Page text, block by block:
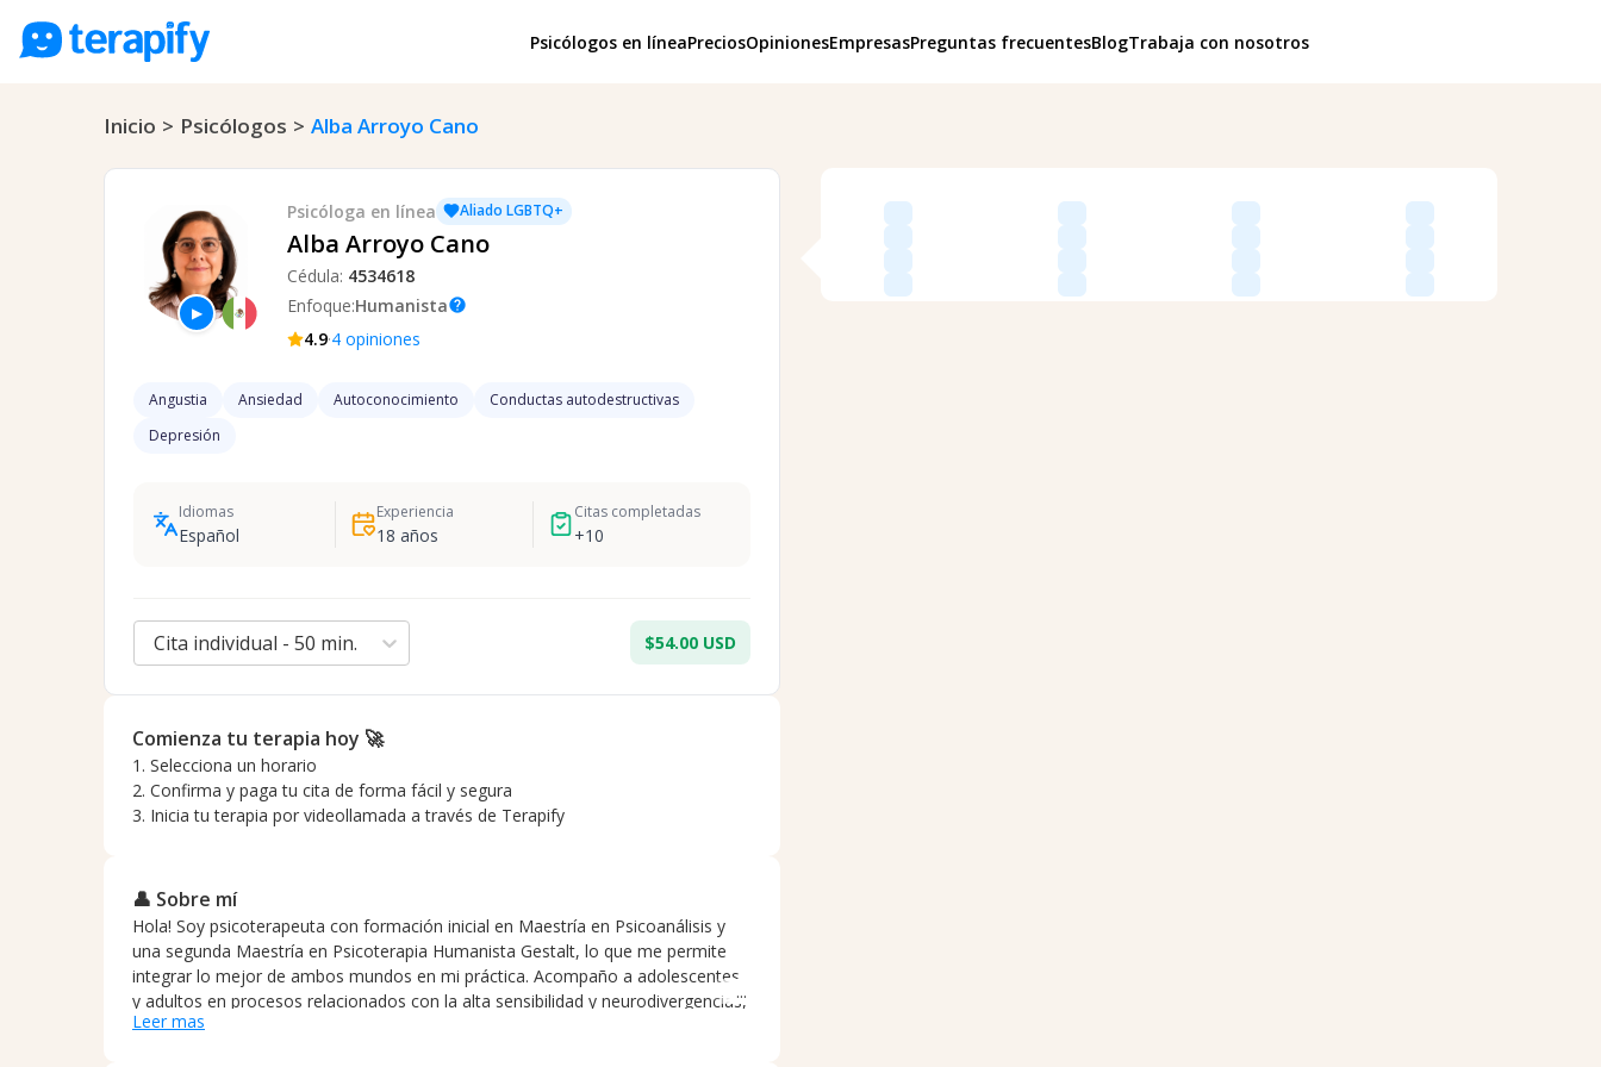
Psicólogos en líneaPreciosOpinionesEmpresasPreguntas frecuentesBlogTrabaja con nosotros
Preguntas frecuentes
Inicio > Psicólogos > Alba Arroyo Cano
▶
Psicóloga en línea Aliado LGBTQ+
Alba Arroyo Cano
Cédula: 4534618
Enfoque:Humanistahelp
4.9·4 opiniones
Angustia Ansiedad Autoconocimiento
Conductas autodestructivas
Depresión
Idiomas
Español
Experiencia
18 años
Citas completadas
+10
Cita individual - 50 min. $54.00 USD
Comienza tu terapia hoy 🚀
1. Selecciona un horario
2. Confirma y paga tu cita de forma fácil y segura
3. Inicia tu terapia por videollamada a través de Terapify
👤 Sobre mí
Hola! Soy psicoterapeuta con formación inicial en Maestría en Psicoanálisis y
una segunda Maestría en Psicoterapia Humanista Gestalt, lo que me permite
integrar lo mejor de ambos mundos en mi práctica. Acompaño a adolescentes
y adultos en procesos relacionados con la alta sensibilidad y neurodivergencias,
tales como el TDAH y el Espectro Autista. Me especializo en abordar los
Leer mas